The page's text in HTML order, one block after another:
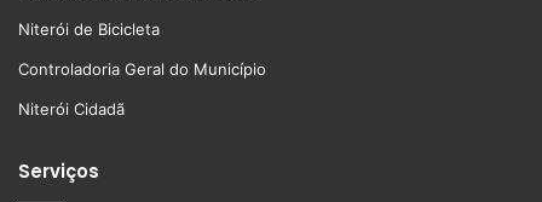
Niterói de Bicicleta
Controladoria Geral do Município
Niterói Cidadã
Serviços